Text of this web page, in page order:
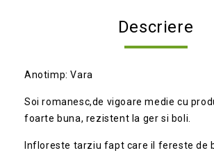
Descriere
Anotimp: Vara
Soi romanesc,de vigoare medie cu
foarte buna, rezistent la ger si boli.
Infloreste tarziu fapt care il fereste de